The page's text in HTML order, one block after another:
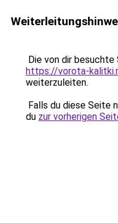
Die von dir
https://vorota-
weiterzuleiten.
Falls du diese Seite
du zur vorherigen